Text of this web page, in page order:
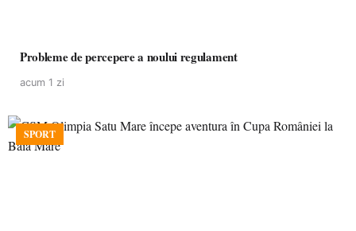
Probleme de percepere a noului regulament
acum 1 zi
SPORT